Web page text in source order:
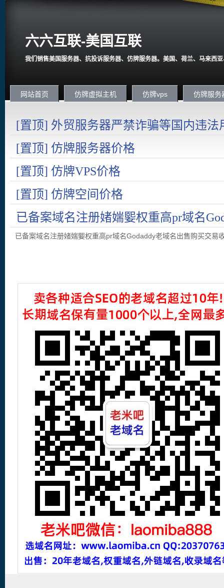
六六互联-美国互联
我们销售美国服务器、抗投诉服务器、仿牌服务器。美国、荷兰、马来西
网站首页 仿牌虚拟主机 仿牌vps 仿牌服务
[置顶] 外贸服务器严禁诈骗等国内违法
国内在严打诈骗。
[置顶] 仿牌服务器价格
[置顶] 仿牌VPS价格
[置顶] 仿牌空间价格
已备案域名注册媎媏媐权重高pr域名
域名出售购买交易收录域名,外链反链域
已备案域名注册媎媏媐权重高pr域名Godaddy老域名出售购买交易